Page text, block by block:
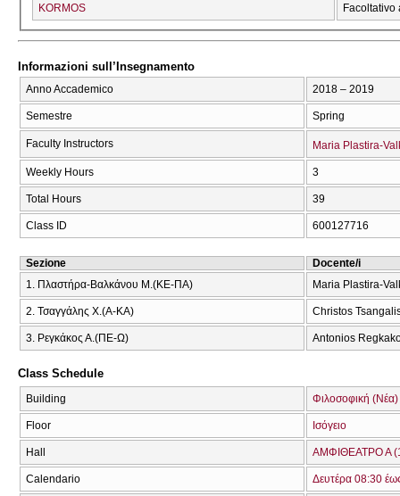
KORMOS
Facoltativo
Informazioni sull’Insegnamento
Anno Accademico 2018 – 2019
Semestre Spring
Faculty Instructors Maria Plastira-
Weekly Hours 3
Total Hours 39
Class ID 600127716
Sezione
Docente/i
1. Πλαστήρα-Βαλκάνου Μ.(ΚΕ-ΠΑ)
Maria Plastira-
2. Τσαγγάλης Χ.(Α-ΚΑ) Christos
3. Ρεγκάκος Α.(ΠΕ-Ω) Antonios
Class Schedule
Building Φιλοσοφική (Νέα)
Floor Ισόγειο
Hall ΑΜΦΙΘΕΑΤΡΟ Α
Calendario Δευτέρα 08:30